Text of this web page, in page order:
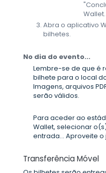
Wallet.
Abra o aplicativo
bilhetes.
No dia do evento...
Lembre-se de que é
bilhete para o local
Imagens, arquivos
serão válidos.
Para aceder ao
Wallet, selecionar
entrada... Aproveite o
Transferência Móvel